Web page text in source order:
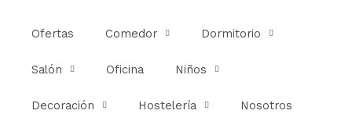
Ofertas Comedor Dormitorio
Salón Oficina Niños
Decoración Hostelería Nosotros